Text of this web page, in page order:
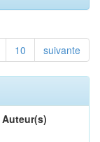
10 suivante
Auteur(s)